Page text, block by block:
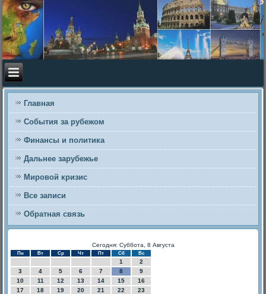
Главная
События за рубежом
Финансы и политика
Дальнее зарубежье
Мировой кризис
Все записи
Обратная связь
Сегодня: Суббота, 8 Августа
Пн Вт Ср Чт Пт Сб Вс
1
2
3
4 5 6 7 8
9
10
11 12 13 14 15
16
17
18 19 20 21 22
23